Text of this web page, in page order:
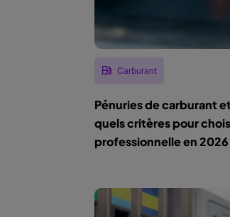
Carburant
Pénuries de carburant
quels critères pour
professionnelle en 2026